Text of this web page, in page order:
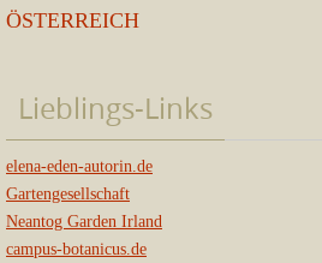
ÖSTERREICH
Lieblings-Links
elena-eden-autorin.de
Gartengesellschaft
Neantog Garden Irland
campus-botanicus.de